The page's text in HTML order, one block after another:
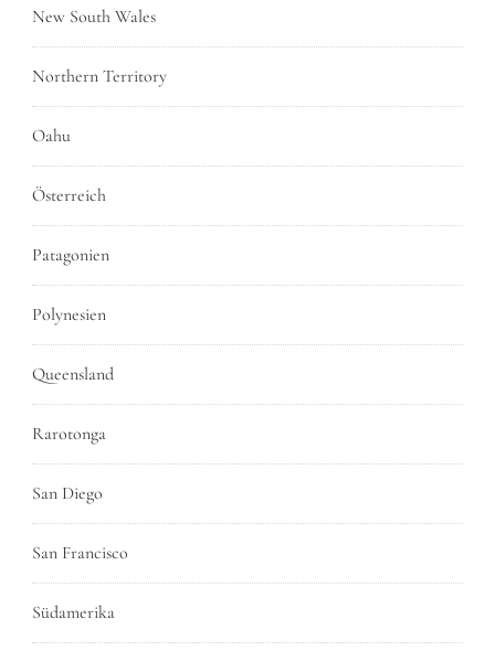
New South Wales
Northern Territory
Oahu
Österreich
Patagonien
Polynesien
Queensland
Rarotonga
San Diego
San Francisco
Südamerika